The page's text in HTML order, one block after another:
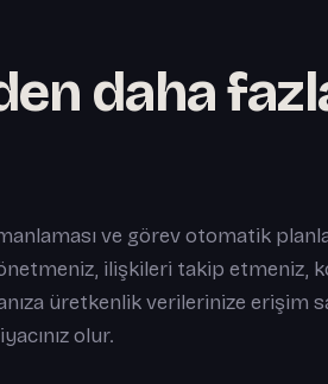
daha
ve görev otomatik
ilişkileri takip etmeniz,
üretkenlik verilerinize erişim
olur.